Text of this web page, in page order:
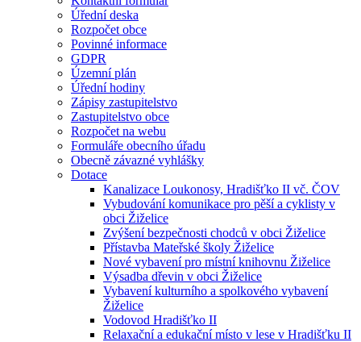
Úřední deska
Rozpočet obce
Povinné informace
GDPR
Územní plán
Úřední hodiny
Zápisy zastupitelstvo
Zastupitelstvo obce
Rozpočet na webu
Formuláře obecního úřadu
Obecně závazné vyhlášky
Dotace
Kanalizace Loukonosy, Hradišťko II vč. ČOV
Vybudování komunikace pro pěší a cyklisty v
obci Žiželice
Zvýšení bezpečnosti chodců v obci Žiželice
Přístavba Mateřské školy Žiželice
Nové vybavení pro místní knihovnu Žiželice
Výsadba dřevin v obci Žiželice
Vybavení kulturního a spolkového vybavení
Žiželice
Vodovod Hradišťko II
Relaxační a edukační místo v lese v Hradišťku II